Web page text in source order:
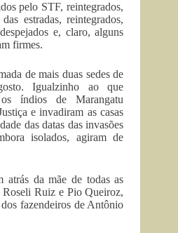
pelo STF, reintegrados,
estradas, reintegrados,
e, claro, alguns
firmes.
de mais duas sedes de
Igualzinho ao que
índios de Marangatu
e invadiram as casas
das datas das invasões
isolados, agiram de
atrás da mãe de todas as
Roseli Ruiz e Pio Queiroz,
fazendeiros de Antônio